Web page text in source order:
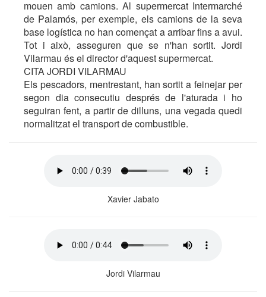
mouen amb camions. Al supermercat Intermarché
de Palamós, per exemple, els camions de la seva
base logística no han començat a arribar fins a avui.
Tot i això, asseguren que se n'han sortit. Jordi
Vilarmau és el director d'aquest supermercat.
CITA JORDI VILARMAU
Els pescadors, mentrestant, han sortit a feinejar per
segon dia consecutiu després de l'aturada i ho
seguiran fent, a partir de dilluns, una vegada quedi
normalitzat el transport de combustible.
Xavier Jabato
Jordi Vilarmau